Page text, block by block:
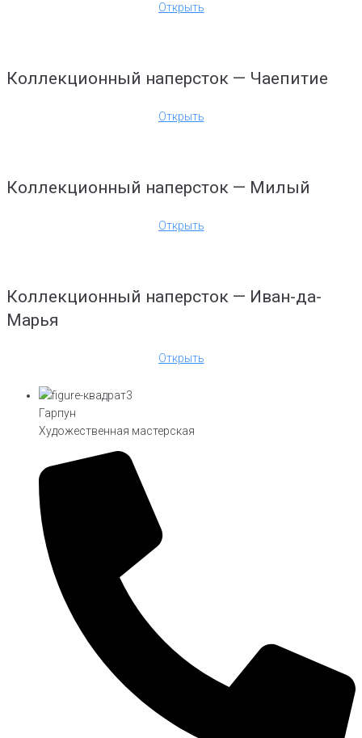
Открыть
Коллекционный наперсток — Чаепитие
Открыть
Коллекционный наперсток — Милый
Открыть
Коллекционный наперсток — Иван-да-
Марья
Открыть
Гарпун
Художественная мастерская